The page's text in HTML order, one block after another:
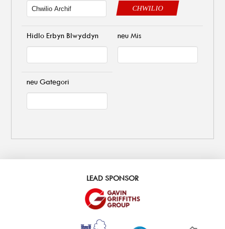
CHWILIO
Hidlo Erbyn Blwyddyn neu Mis
neu Gategori
LEAD SPONSOR